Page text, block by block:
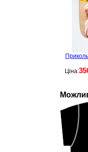
Ціна: